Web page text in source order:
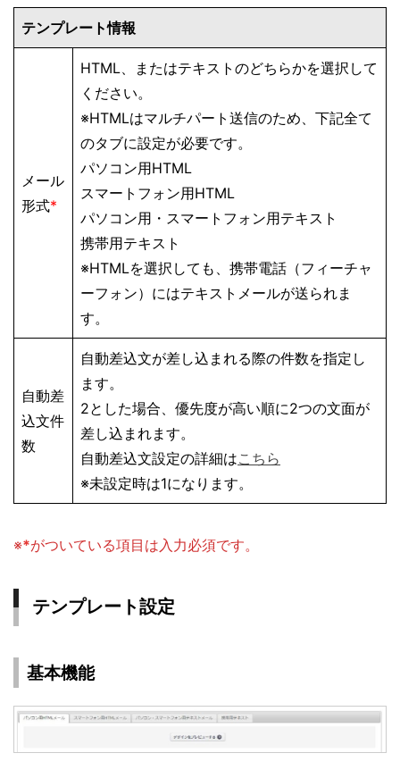
テンプレート情報
メール
形式*
HTML、またはテキストのどちらかを選択して
ください。
※HTMLはマルチパート送信のため、下記全て
のタブに設定が必要です。
パソコン用HTML
スマートフォン用HTML
パソコン用・スマートフォン用テキスト
携帯用テキスト
※HTMLを選択しても、携帯電話（フィーチャ
ーフォン）にはテキストメールが送られま
す。
自動差
込文件
数
自動差込文が差し込まれる際の件数を指定し
ます。
2とした場合、優先度が高い順に2つの文面が
差し込まれます。
自動差込文設定の詳細はこちら
※未設定時は1になります。
※*がついている項目は入力必須です。
テンプレート設定
基本機能